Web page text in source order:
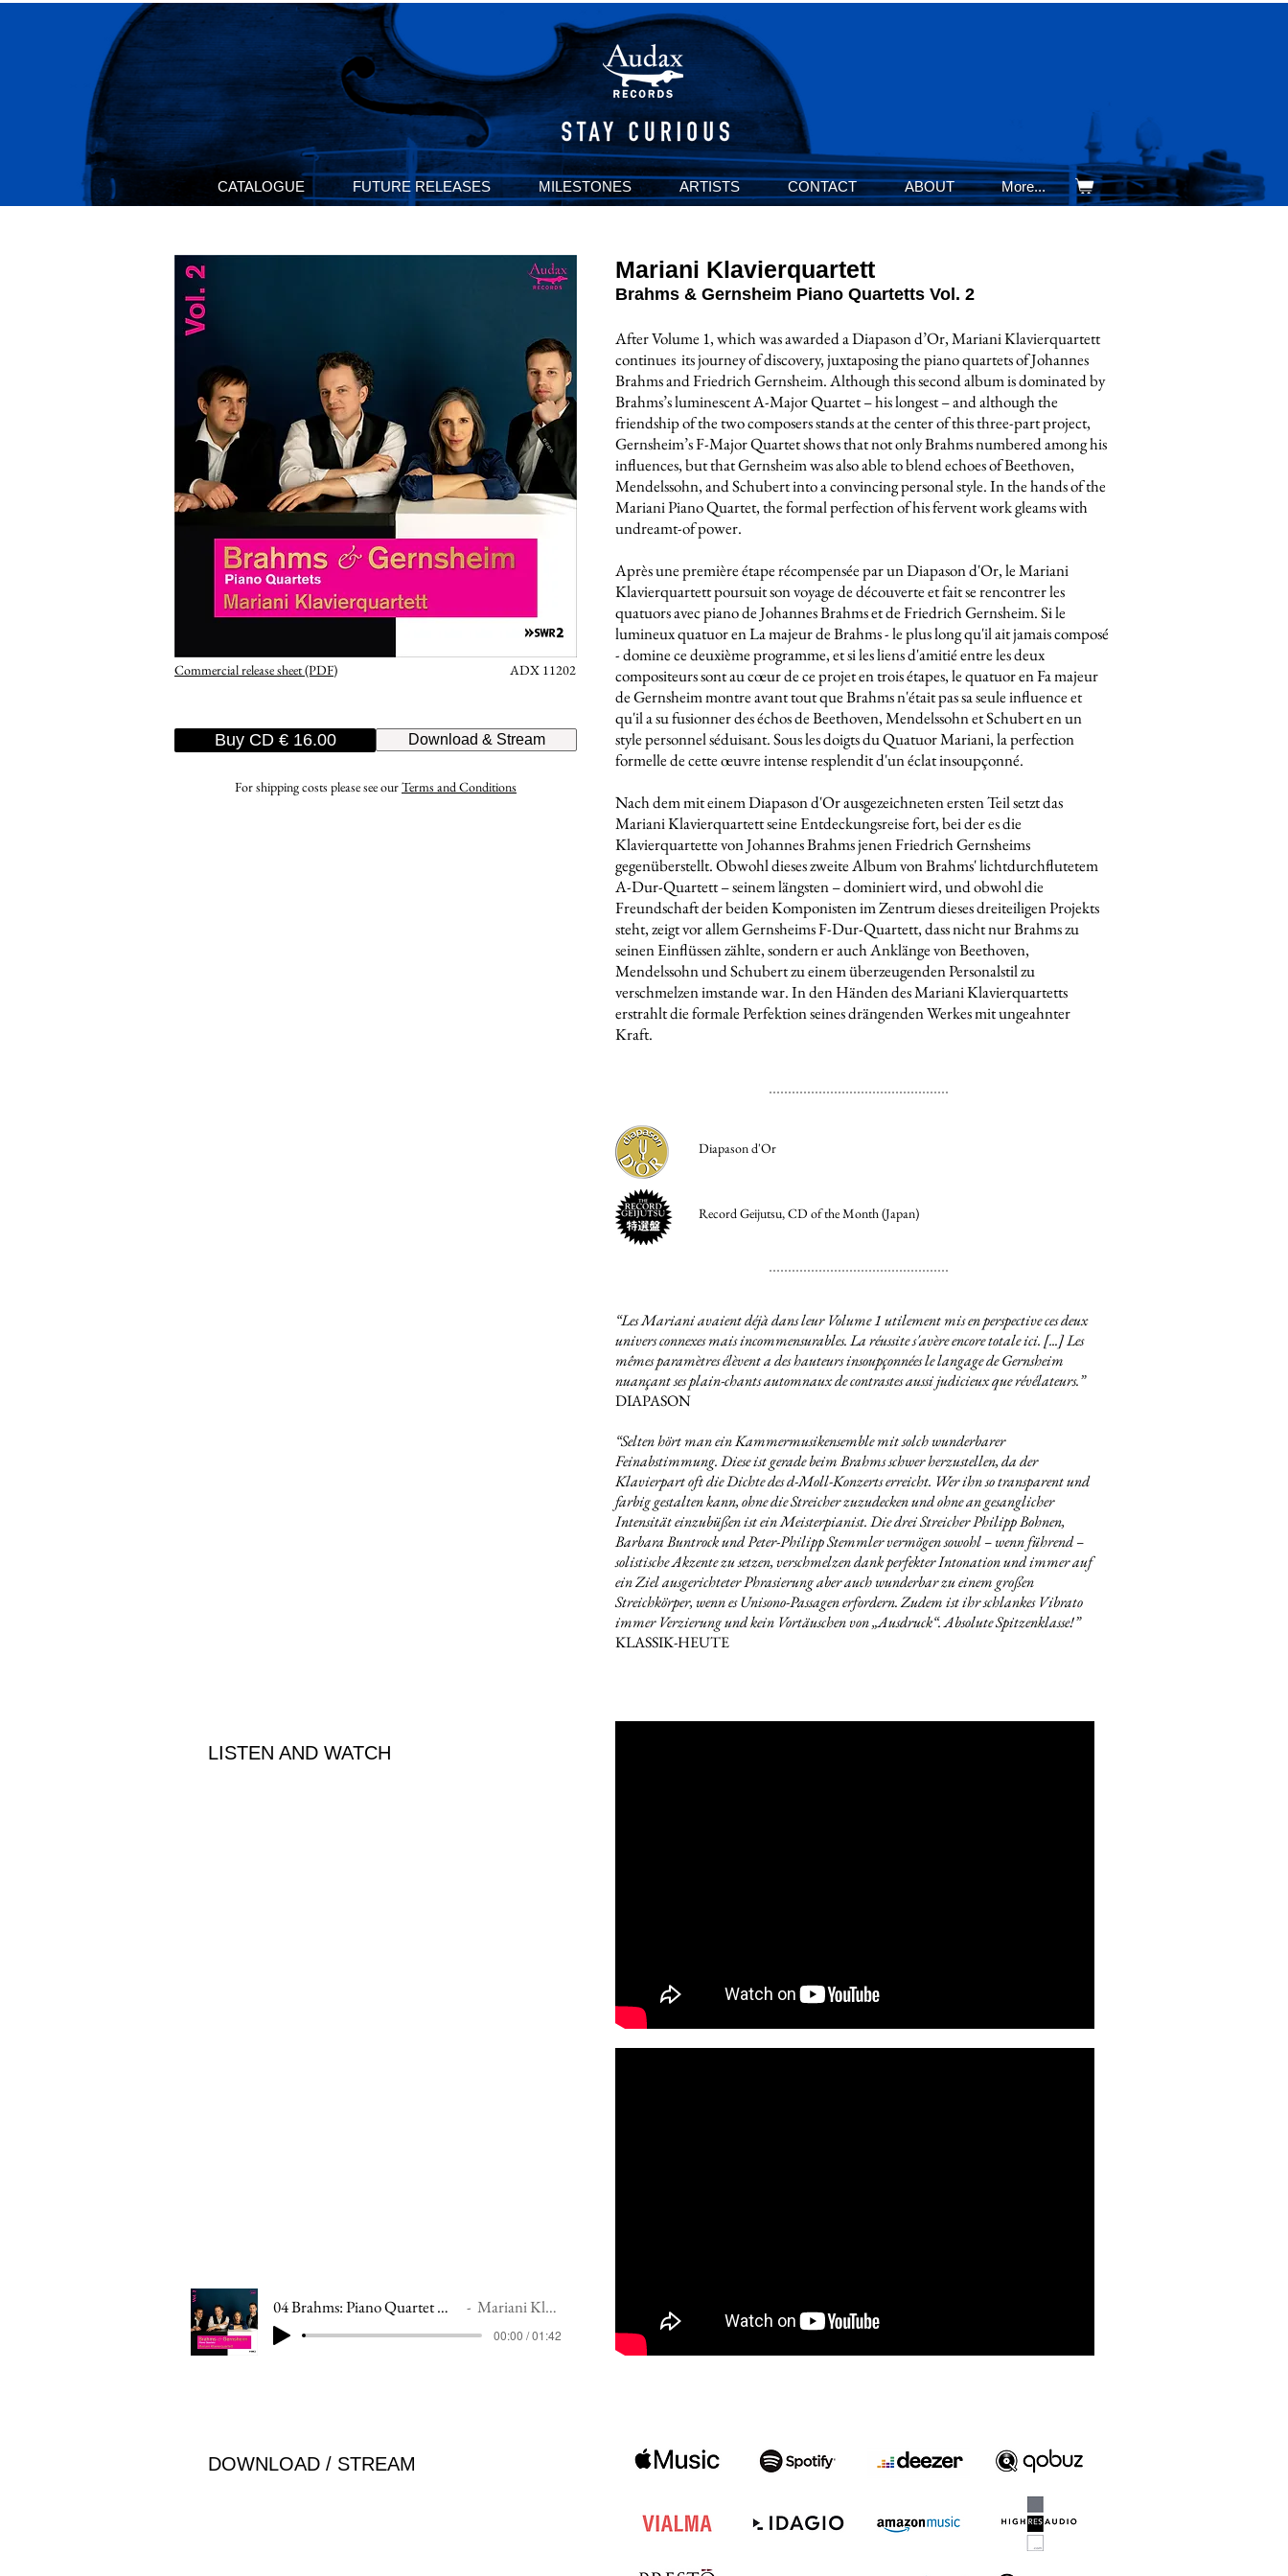
CATALOGUE FUTURE RELEASES MILESTONES ARTISTS CONTACT ABOUT More...
Commercial release sheet (PDF) ADX 11202
Buy CD € 16.00 Download & Stream
For shipping costs please see ourTerms and Conditions
Mariani Klavierquartett
Brahms & Gernsheim Piano Quartetts Vol. 2
After Volume 1, which was awarded a Diapason d’Or, Mariani Klavierquartett
continues its journey of discovery, juxtaposing the piano quartets of Johannes
Brahms and Friedrich Gernsheim. Although this second album is dominated by
Brahms’s luminescent A-Major Quartet – his longest – and although the
friendship of the two composers stands at the center of this three-part project,
Gernsheim’s F-Major Quartet shows that not only Brahms numbered among his
influences, but that Gernsheim was also able to blend echoes of Beethoven,
Mendelssohn, and Schubert into a convincing personal style. In the hands of the
Mariani Piano Quartet, the formal perfection of his fervent work gleams with
undreamt-of power.
Après une première étape récompensée par un Diapason d'Or, le Mariani
Klavierquartett poursuit son voyage de découverte et fait se rencontrer les
quatuors avec piano de Johannes Brahms et de Friedrich Gernsheim. Si le
lumineux quatuor en La majeur de Brahms - le plus long qu'il ait jamais composé
- domine ce deuxième programme, et si les liens d'amitié entre les deux
compositeurs sont au cœur de ce projet en trois étapes, le quatuor en Fa majeur
de Gernsheim montre avant tout que Brahms n'était pas sa seule influence et
qu'il a su fusionner des échos de Beethoven, Mendelssohn et Schubert en un
style personnel séduisant. Sous les doigts du Quatuor Mariani, la perfection
formelle de cette œuvre intense resplendit d'un éclat insoupçonné.
Nach dem mit einem Diapason d'Or ausgezeichneten ersten Teil setzt das
Mariani Klavierquartett seine Entdeckungsreise fort, bei der es die
Klavierquartette von Johannes Brahms jenen Friedrich Gernsheims
gegenüberstellt. Obwohl dieses zweite Album von Brahms' lichtdurchflutetem
A-Dur-Quartett – seinem längsten – dominiert wird, undobwohl die
Freundschaft der beiden Komponisten im Zentrum dieses dreiteiligen Projekts
steht, zeigt vor allem Gernsheims F-Dur-Quartett, dass nicht nur Brahms zu
seinen Einflüssen zählte, sondern er auch Anklänge von Beethoven,
Mendelssohn und Schubert zu einem überzeugenden Personalstil zu
verschmelzen imstande war. In den Händen des Mariani Klavierquartetts
erstrahlt die formale Perfektion seines drängenden Werkes mit ungeahnter
Kraft.
Diapason d'Or
Record Geijutsu, CD of the Month (Japan)
“Les Mariani avaient déjà dans leur Volume 1 utilement mis en perspective ces deux
univers connexes mais incommensurables. La réussite s'avère encore totale ici. [...] Les
mêmes paramètres élèvent a des hauteurs insoupçonnées le langage de Gernsheim
nuançant ses plain-chants automnaux de contrastes aussi judicieux que révélateurs.”
DIAPASON
“Selten hört man ein Kammermusikensemble mit solch wunderbarer
Feinabstimmung. Diese ist gerade beim Brahms schwer herzustellen, da der
Klavierpart oft die Dichte des d-Moll-Konzerts erreicht. Wer ihn so transparent und
farbig gestalten kann, ohne die Streicher zuzudecken und ohne an gesanglicher
Intensität einzubüßen ist ein Meisterpianist. Die drei Streicher Philipp Bohnen,
Barbara Buntrock und Peter-Philipp Stemmler vermögen sowohl – wenn führend –
solistische Akzente zu setzen, verschmelzen dank perfekter Intonation und immer auf
ein Ziel ausgerichteter Phrasierung aber auch wunderbar zu einem großen
Streichkörper, wenn es Unisono-Passagen erfordern. Zudem ist ihr schlankes Vibrato
immer Verzierung und kein Vortäuschen von „Ausdruck“. Absolute Spitzenklasse!”
KLASSIK-HEUTE
LISTEN AND WATCH
04 Brahms: Piano Quartet Op. 26, Finale. Allegro Mariani Klavierquartett
00:00 / 01:42
DOWNLOAD / STREAM